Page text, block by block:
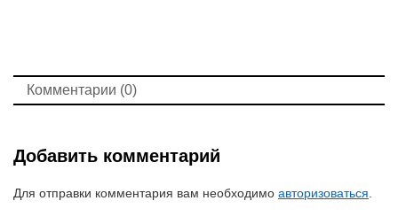
Комментарии (0)
Добавить комментарий
Для отправки комментария вам необходимо авторизоваться.